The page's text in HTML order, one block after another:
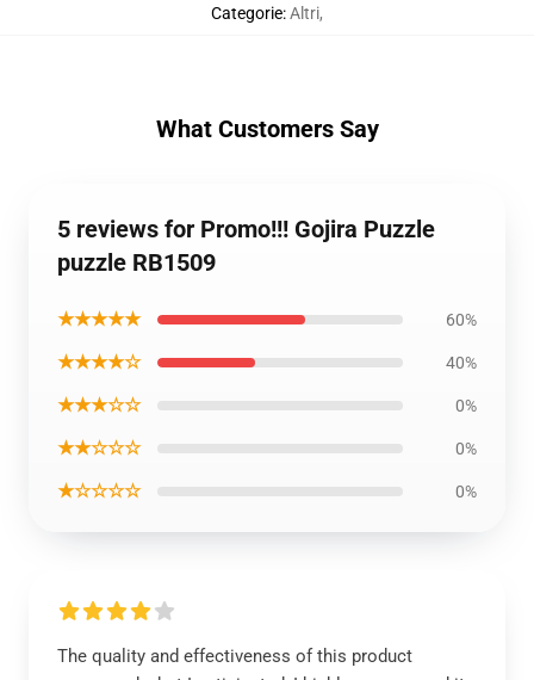
Categorie:Altri,
What Customers Say
5 reviews for Promo!!! Gojira Puzzle
puzzle RB1509
★★★★★ 60%
★★★★☆ 40%
★★★☆☆ 0%
★★☆☆☆ 0%
★☆☆☆☆ 0%
The quality and effectiveness of this product